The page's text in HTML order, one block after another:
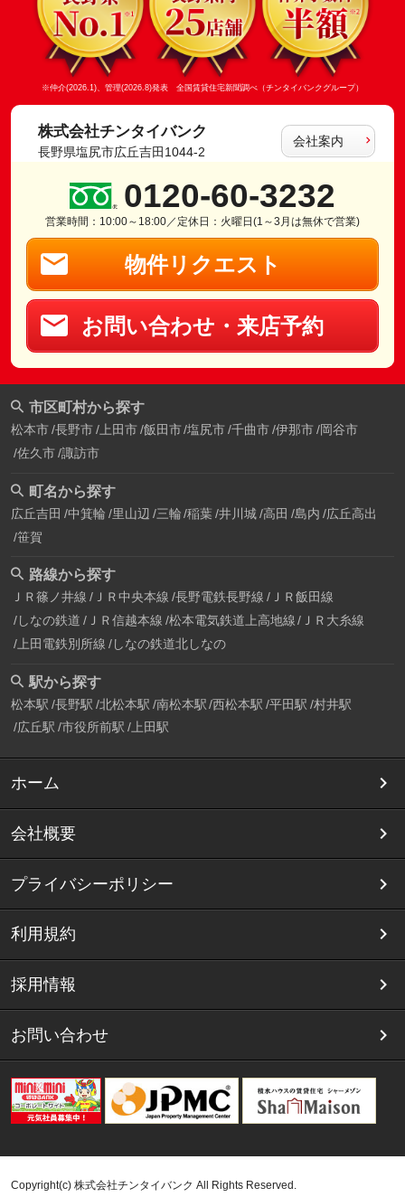
※仲介(2026.1)、管理(2026.8)発表 全国賃貸住宅新聞調べ（チンタイバンクグループ）
株式会社チンタイバンク
長野県塩尻市広丘吉田1044-2
会社案内
0120-60-3232
営業時間：10:00～18:00／定休日：火曜日(1～3月は無休で営業)
物件リクエスト
お問い合わせ・来店予約
市区町村から探す
松本市 長野市 上田市 飯田市 塩尻市 千曲市 伊那市 岡谷市
佐久市 諏訪市
町名から探す
広丘吉田 中箕輪 里山辺 三輪 稲葉 井川城 高田 島内 広丘高出
笹賀
路線から探す
ＪＲ篠ノ井線 ＪＲ中央本線 長野電鉄長野線 ＪＲ飯田線
しなの鉄道 ＪＲ信越本線 松本電気鉄道上高地線
ＪＲ大糸線
上田電鉄別所線 しなの鉄道北しなの
駅から探す
松本駅 長野駅 北松本駅 南松本駅 西松本駅 平田駅 村井駅
広丘駅 市役所前駅 上田駅
ホーム
会社概要
プライバシーポリシー
利用規約
採用情報
お問い合わせ
Copyright(c) 株式会社チンタイバンク All Rights Reserved.